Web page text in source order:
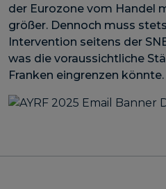
der Eurozone vom Handel
größer. Dennoch muss
Intervention seitens der
was die voraussichtliche
Franken eingrenzen könnte.